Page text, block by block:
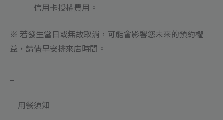
信用卡授權費用。
※ 若發生當日或無故取消，可能會影響您未來的預約權
益，請儘早安排來店時間。
｜用餐須知｜